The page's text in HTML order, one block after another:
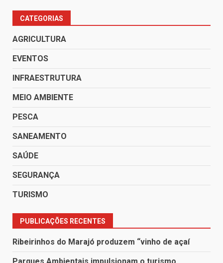
CATEGORIAS
AGRICULTURA
EVENTOS
INFRAESTRUTURA
MEIO AMBIENTE
PESCA
SANEAMENTO
SAÚDE
SEGURANÇA
TURISMO
PUBLICAÇÕES RECENTES
Ribeirinhos do Marajó produzem “vinho de açaí